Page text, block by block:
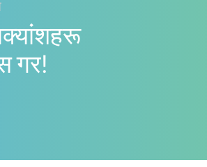
गर!